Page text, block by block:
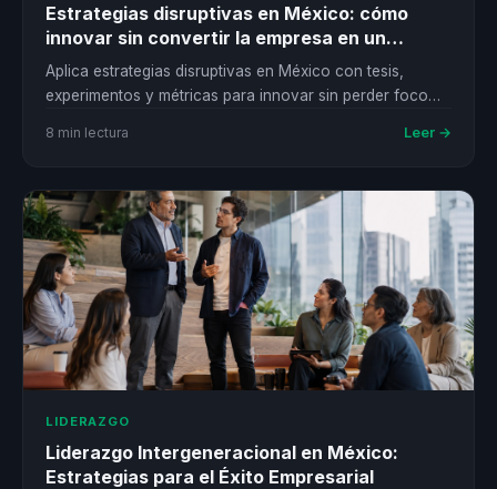
Estrategias disruptivas en México: cómo
innovar sin convertir la empresa en un
laboratorio
Aplica estrategias disruptivas en México con tesis,
experimentos y métricas para innovar sin perder foco
8 min lectura Leer →
LIDERAZGO
Liderazgo Intergeneracional en México:
Estrategias para el Éxito Empresarial